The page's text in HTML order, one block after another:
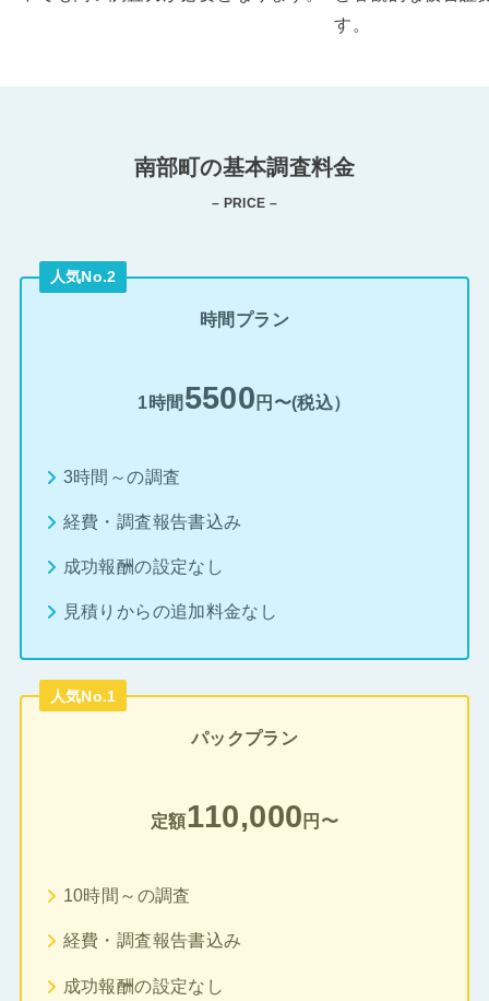
す。
南部町の基本調査料金
– PRICE –
人気No.2
時間プラン
1時間 5500 円〜(税込）
3時間～の調査
経費・調査報告書込み
成功報酬の設定なし
見積りからの追加料金なし
人気No.1
パックプラン
定額110,000 円〜
10時間～の調査
経費・調査報告書込み
成功報酬の設定なし